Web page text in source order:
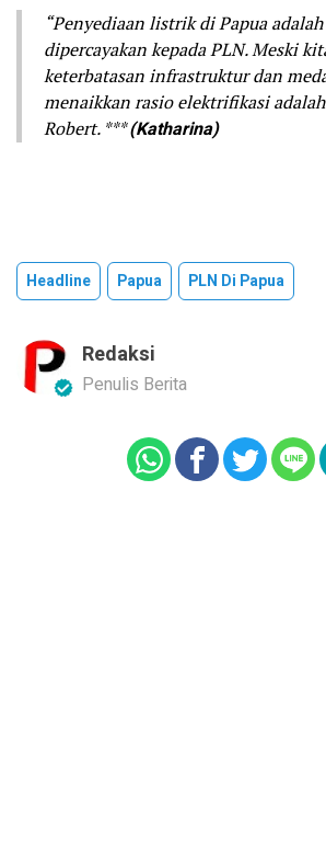
“Penyediaan listrik di Papua
dipercayakan kepada PLN. Meski
keterbatasan infrastruktur dan
menaikkan rasio elektrifikasi
Robert. ***(Katharina)
Headline Papua PLN Di Papua
Redaksi
Penulis Berita